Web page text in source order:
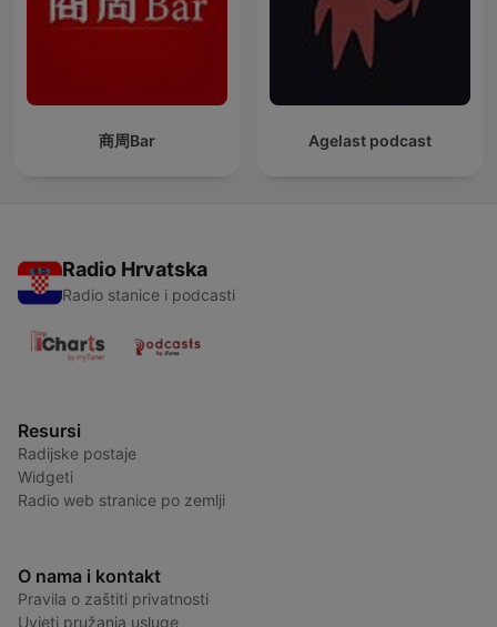
商周Bar Agelast podcast
Radio Hrvatska
Radio stanice i podcasti
Resursi
Radijske postaje
Widgeti
Radio web stranice po zemlji
O nama i kontakt
Pravila o zaštiti privatnosti
Uvjeti pružanja usluge